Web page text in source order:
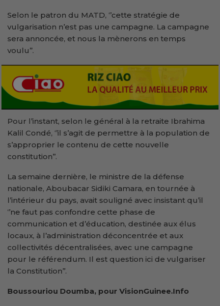
Selon le patron du MATD, ‘’cette stratégie de
vulgarisation n’est pas une campagne. La campagne
sera annoncée, et nous la mènerons en temps
voulu’’.
Pour l’instant, selon le général à la retraite Ibrahima
Kalil Condé, ‘’il s’agit de permettre à la population de
s’approprier le contenu de cette nouvelle
constitution’’.
La semaine dernière, le ministre de la défense
nationale, Aboubacar Sidiki Camara, en tournée à
l’intérieur du pays, avait souligné avec insistant qu’il
‘’ne faut pas confondre cette phase de
communication et d’éducation, destinée aux élus
locaux, à l’administration déconcentrée et aux
collectivités décentralisées, avec une campagne
pour le référendum. Il est question ici de vulgariser
la Constitution’’.
Boussouriou Doumba, pour VisionGuinee.Info